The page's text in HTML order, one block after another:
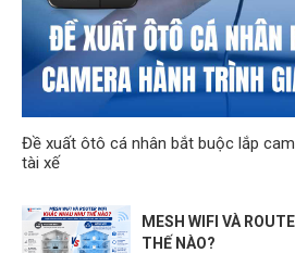
Đề xuất ôtô cá nhân bắt buộc lắp
tài xế
MESH WIFI VÀ
THẾ NÀO?